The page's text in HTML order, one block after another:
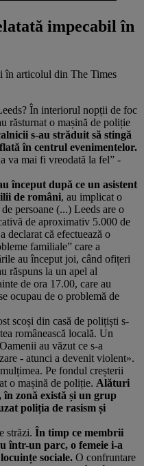
impecabil în
în articolul din The Times
În interiorul nopții de foc
răsturnat o mașină de poliție
s-au străduit să stingă
în centrul evenimentelor.
va mai fi vreodată la fel” -
început după ce un asistent
de români, au implicat o
persoane (...) Leeds are o
de aproximativ 5.000 de
declarat că efectuează o
familiale” care a
au început joi, când ofițeri
răspuns la un apel al
de ora 17.00, care au
ocupau de o problemă de
scoși din casă de polițiști s-
românească locală. Un
au văzut ce s-a
- atunci a devenit violent».
Pe fondul creșterii
o mașină de poliție. Alături
în zonă există și un grup
poliția de rasism și
străzi. În timp ce membrii
într-un parc, o femeie i-a
sociale. O confruntare